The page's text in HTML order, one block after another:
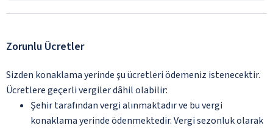
Zorunlu Ücretler
Sizden konaklama yerinde şu ücretleri ödemeniz istenecektir.
Ücretlere geçerli vergiler dâhil olabilir:
Şehir tarafından vergi alınmaktadır ve bu vergi
konaklama yerinde ödenmektedir. Vergi sezonluk olarak